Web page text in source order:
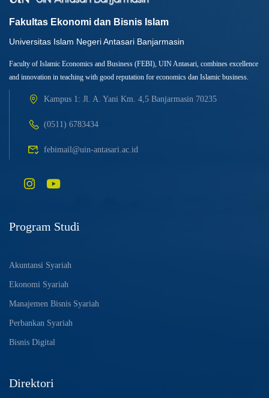
Fakultas Ekonomi dan Bisnis Islam
Universitas Islam Negeri Antasari Banjarmasin
Faculty of Islamic Economics and Business (FEBI), UIN Antasari, combines excellence
and innovation in teaching with good reputation for economics dan Islamic business.
Kampus 1: Jl. A. Yani Km. 4,5 Banjarmasin 70235
(0511) 6783434
febimail@uin-antasari.ac.id
Program Studi
Akuntansi Syariah
Ekonomi Syariah
Manajemen Bisnis Syariah
Perbankan Syariah
Bisnis Digital
Direktori